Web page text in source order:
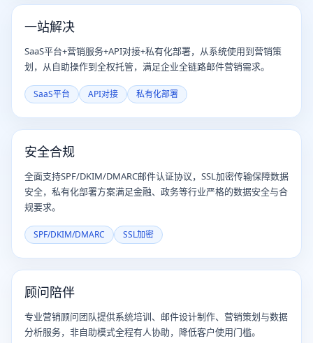
一站解决
SaaS平台+营销服务+API对接+私有化部署，从系统使用到营销策
划，从自助操作到全权托管，满足企业全链路邮件营销需求。
SaaS平台 API对接 私有化部署
安全合规
全面支持SPF/DKIM/DMARC邮件认证协议，SSL加密传输保障数据
安全，私有化部署方案满足金融、政务等行业严格的数据安全与合
规要求。
SPF/DKIM/DMARC SSL加密
顾问陪伴
专业营销顾问团队提供系统培训、邮件设计制作、营销策划与数据
分析服务，非自助模式全程有人协助，降低客户使用门槛。